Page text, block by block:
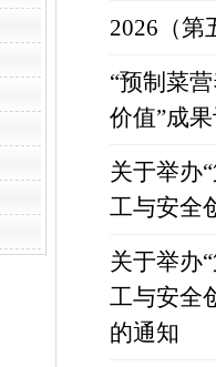
2026（第
“预制菜
价值”成
关于举办
工与安全
关于举办
工与安全
的通知